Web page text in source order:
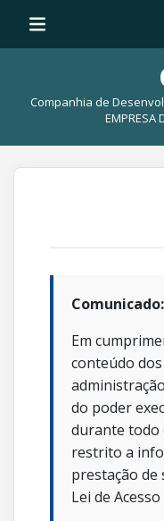
Companhia de
EMPRESA
Comunicado:
Em
conteúdo
do poder
durante todo
restrito a
prestação de
Lei de